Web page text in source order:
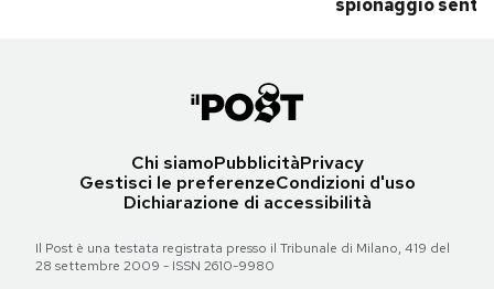
spionaggio
Chi siamoPubblicitàPrivacy
Gestisci le preferenzeCondizioni d'uso
Dichiarazione di accessibilità
Il Post è una testata registrata presso il Tribunale di Milano, 419 del
28 settembre 2009 - ISSN 2610-9980